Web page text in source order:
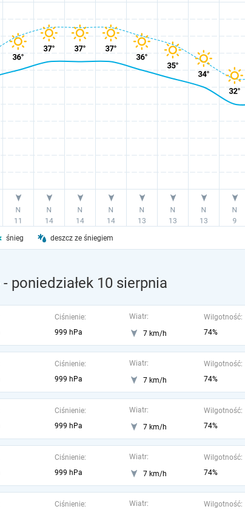
śnieg deszcz ze śniegiem
- poniedziałek 10 sierpnia
Ciśnienie:
999 hPa
Wiatr:
7 km/h
Wilgotność:
74%
Ciśnienie:
999 hPa
Wiatr:
7 km/h
Wilgotność:
74%
Ciśnienie:
999 hPa
Wiatr:
7 km/h
Wilgotność:
74%
Ciśnienie:
999 hPa
Wiatr:
7 km/h
Wilgotność:
74%
Ciśnienie:
Wiatr:
Wilgotność: